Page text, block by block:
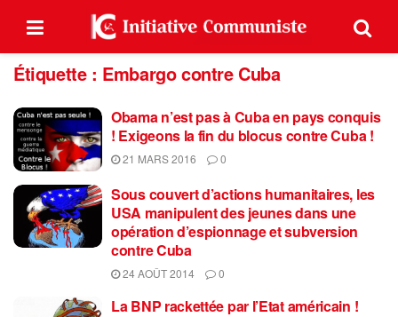
Étiquette : Embargo contre Cuba
Obama n’est pas à Cuba en pays conquis
! Exigeons la fin du blocus contre Cuba !
21 MARS 2016 0
Sous couvert d’actions humanitaires, les
USA manipulent des jeunes dans une
opération d’espionnage et subversion
contre Cuba
24 AOÛT 2014 0
La BNP rackettée par l’Etat américain !